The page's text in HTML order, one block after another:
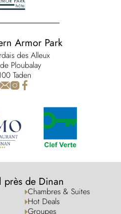
Armor Park
des Alleux
Ploubalay
Taden
près de Dinan
Chambres & Suites
Hot Deals
Groupes